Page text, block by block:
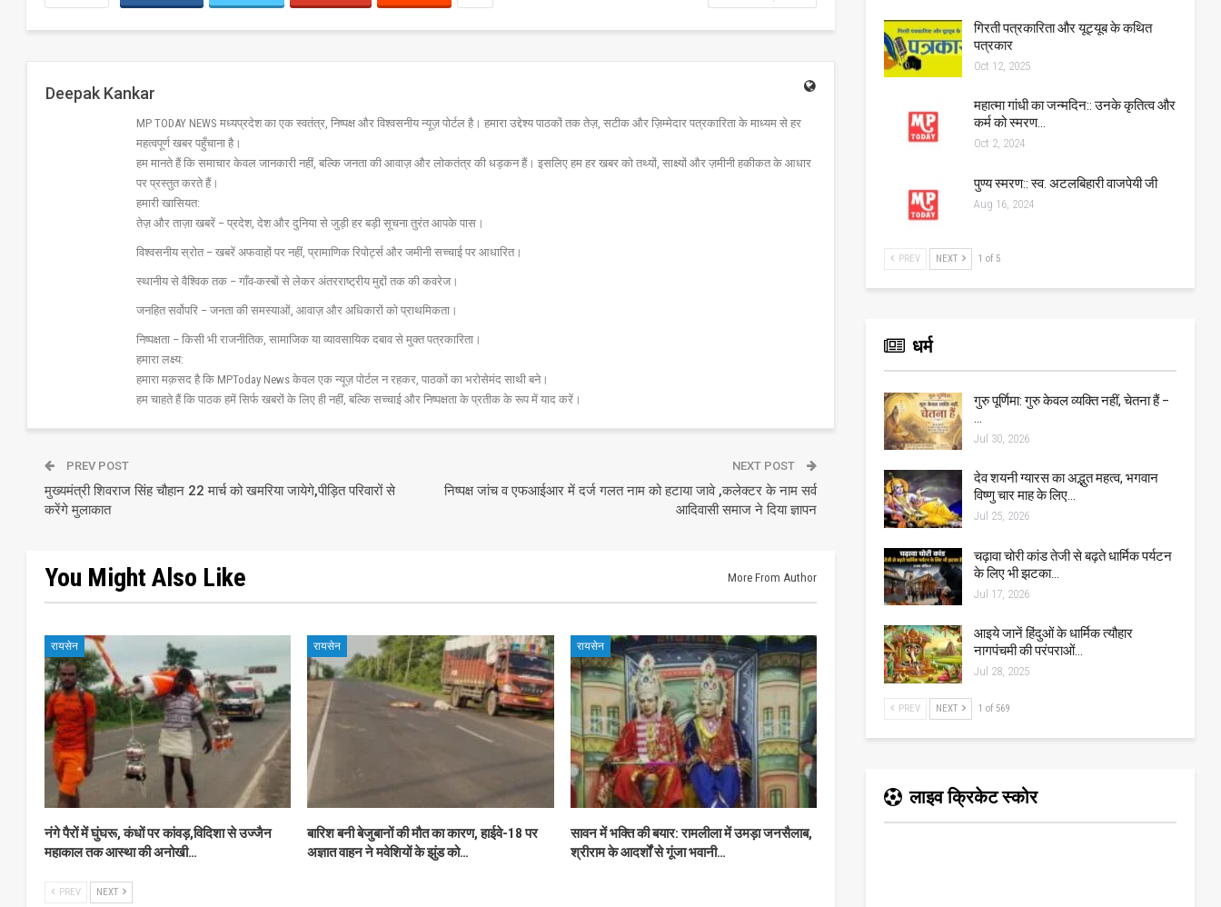
Deepak Kankar
MP TODAY NEWS मध्यप्रदेश का एक स्वतंत्र, निष्पक्ष और विश्वसनीय न्यूज़ पोर्टल है। हमारा उद्देश्य पाठकों तक तेज़, सटीक और ज़िम्मेदार पत्रकारिता के माध्यम से हर
महत्वपूर्ण खबर पहुँचाना है।
हम मानते हैं कि समाचार केवल जानकारी नहीं, बल्कि जनता की आवाज़ और लोकतंत्र की धड़कन हैं। इसलिए हम हर खबर को तथ्यों, साक्ष्यों और ज़मीनी हकीकत के आधार
पर प्रस्तुत करते हैं।
हमारी खासियत:
तेज़ और ताज़ा खबरें – प्रदेश, देश और दुनिया से जुड़ी हर बड़ी सूचना तुरंत आपके पास।
विश्वसनीय स्रोत – खबरें अफवाहों पर नहीं, प्रामाणिक रिपोर्ट्स और जमीनी सच्चाई पर आधारित।
स्थानीय से वैश्विक तक – गाँव-कस्बों से लेकर अंतरराष्ट्रीय मुद्दों तक की कवरेज।
जनहित सर्वोपरि – जनता की समस्याओं, आवाज़ और अधिकारों को प्राथमिकता।
निष्पक्षता – किसी भी राजनीतिक, सामाजिक या व्यावसायिक दबाव से मुक्त पत्रकारिता।
हमारा लक्ष्य:
हमारा मक़सद है कि MPToday News केवल एक न्यूज़ पोर्टल न रहकर, पाठकों का भरोसेमंद साथी बने।
हम चाहते हैं कि पाठक हमें सिर्फ खबरों के लिए ही नहीं, बल्कि सच्चाई और निष्पक्षता के प्रतीक के रूप में याद करें।
PREV POST
मुख्यमंत्री शिवराज सिंह चौहान 22 मार्च को खमरिया जायेगे,पीड़ित परिवारों से
करेंगे मुलाकात
NEXT POST
निष्पक्ष जांच व एफआईआर में दर्ज गलत नाम को हटाया जावे ,कलेक्टर के नाम सर्व
आदिवासी समाज ने दिया ज्ञापन
You Might Also Like More From Author
रायसेन
नंगे पैरों में घुंघरू, कंधों पर कांवड़,विदिशा से उज्जैन
महाकाल तक आस्था की अनोखी…
रायसेन
बारिश बनी बेजुबानों की मौत का कारण, हाईवे-18 पर
अज्ञात वाहन ने मवेशियों के झुंड को…
रायसेन
सावन में भक्ति की बयार: रामलीला में उमड़ा जनसैलाब,
श्रीराम के आदर्शों से गूंजा भवानी…
PREV NEXT
गिरती पत्रकारिता और यूट्यूब के कथित
पत्रकार
Oct 12, 2025
महात्मा गांधी का जन्मदिन:: उनके कृतित्व और
कर्म को स्मरण…
Oct 2, 2024
पुण्य स्मरण:: स्व. अटलबिहारी वाजपेयी जी
Aug 16, 2024
PREV NEXT 1 of 5
धर्म
गुरु पूर्णिमा: गुरु केवल व्यक्ति नहीं, चेतना हैं –
Jul 30, 2026
देव शयनी ग्यारस का अद्भुत महत्व, भगवान
विष्णु चार माह के लिए…
Jul 25, 2026
चढ़ावा चोरी कांड तेजी से बढ़ते धार्मिक पर्यटन
के लिए भी झटका…
Jul 17, 2026
आइये जानें हिंदुओं के धार्मिक त्यौहार
नागपंचमी की परंपराओं…
Jul 28, 2025
PREV NEXT 1 of 569
लाइव क्रिकेट स्कोर